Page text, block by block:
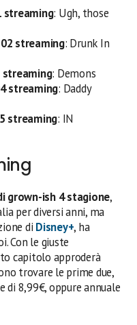
streaming: Ugh, those
streaming: Drunk In
streaming: Demons
streaming: Daddy
streaming: IN
grown-ish 4 stagione,
per diversi anni, ma
di Disney+, ha
Con le giuste
capitolo approderà
trovare le prime due,
di 8,99€, oppure annuale